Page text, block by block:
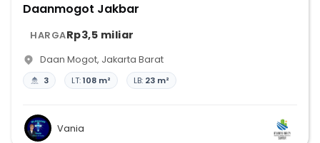
Daanmogot Jakbar
HARGARp3,5 miliar
Daan Mogot, Jakarta Barat
3 LT:108 m² LB: 23 m²
Vania